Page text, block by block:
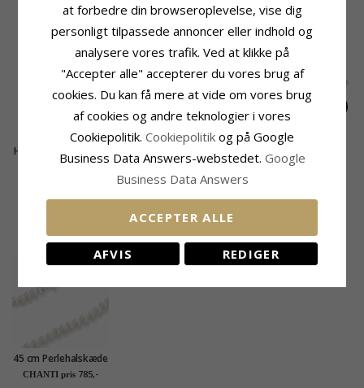
RELATEREDE PRODUKTER
Hjerte armbånd i sølv
340,-
Stjerne armbånd i
sølv med vedhæng i
sølv
330,-
Hjerte infinity
armbånd i sølv med
CHANTI pris
KUNDER DER HAR KØBT DENNE HAR
45 cm Perlehalskæde
med ferskvandsperle.
CHANTI pris 785,-
at forbedre din browseroplevelse, vise dig
personligt tilpassede annoncer eller indhold og
analysere vores trafik. Ved at klikke på
"Accepter alle" accepterer du vores brug af
cookies. Du kan få mere at vide om vores brug
af cookies og andre teknologier i vores
Cookiepolitik. Cookiepolitik og på Google
Business Data Answers-webstedet. Google
Business Data Answers
ACCEPTER ALLE
AFVIS REDIGER